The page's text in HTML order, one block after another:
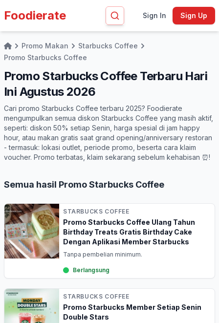
Foodierate Sign In Sign Up
HomePromo Makan
Starbucks Coffee
Promo Starbucks Coffee
Promo Starbucks Coffee Terbaru Hari
Ini Agustus 2026
Cari promo Starbucks Coffee terbaru 2025? Foodierate
mengumpulkan semua diskon Starbucks Coffee yang masih aktif,
seperti: diskon 50% setiap Senin, harga spesial di jam happy
hour, atau makan gratis saat grand opening/anniversary restoran
- termasuk: lokasi outlet, periode promo, beserta cara klaim
voucher. Promo terbatas, klaim sekarang sebelum kehabisan ⏰!
Semua hasil Promo Starbucks Coffee
STARBUCKS COFFEE
Promo Starbucks Coffee Ulang Tahun
Birthday Treats Gratis Birthday Cake
Dengan Aplikasi Member Starbucks
Tanpa pembelian minimum.
Berlangsung
STARBUCKS COFFEE
Promo Starbucks Member Setiap Senin
Double Stars